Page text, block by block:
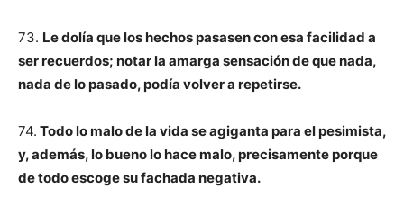
73. Le dolía que los hechos pasasen con esa facilidad a
ser recuerdos; notar la amarga sensación de que nada,
nada de lo pasado, podía volver a repetirse.
74. Todo lo malo de la vida se agiganta para el pesimista,
y, además, lo bueno lo hace malo, precisamente porque
de todo escoge su fachada negativa.